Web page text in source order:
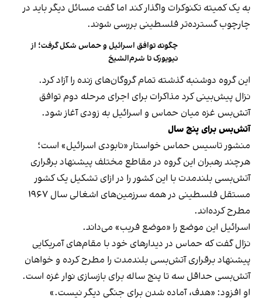
به یک کمیته تکنوکرات واگذار کند اما گفت مسائل دیگر باید در
چارچوب گسترده‌تر فلسطینی بررسی شوند.
چگونه توافق اسرائیل و حماس شکل گرفت؛ از
نیویورک تا شرم‌الشیخ
این گروه دوشنبه گذشته تمام گروگان‌های زنده را آزاد کرد.
نزال پیش‌بینی کرد مذاکرات برای اجرای مرحله دوم توافق
آتش‌بس غزه میان حماس و اسرائیل به زودی آغاز شود.
آتش‌بس برای پنج سال
منشور تاسیس حماس خواستار «نابودی اسرائیل» است؛
هرچند رهبران این گروه در مقاطع مختلف پیشنهاد برقراری
آتش‌بسی بلندمدت با این کشور را در ازای تشکیل یک کشور
مستقل فلسطینی در همه‌ سرزمین‌های اشغالی سال ۱۹۶۷
مطرح کرده‌اند.
اسرائیل این موضع را «موضع فریب» می‌داند.
نزال گفت که حماس در دیدارهای خود با مقام‌های آمریکایی
پیشنهاد برقراری آتش‌بسی بلندمدت را مطرح کرده و خواهان
آتش‌بسی حداقل سه تا پنج‌ ساله برای بازسازی نوار غزه است.
او افزود: «هدف، آماده شدن برای جنگی دیگر نیست.»